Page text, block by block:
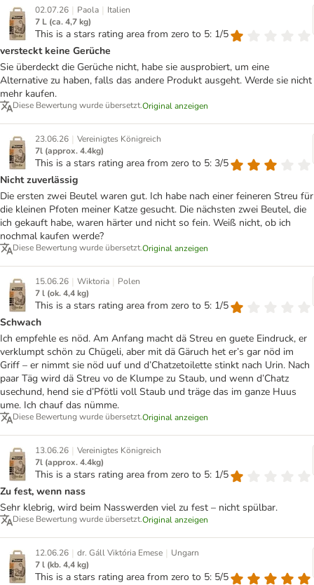
02.07.26 | Paola | Italien
7 L (ca. 4,7 kg)
This is a stars rating area from zero to 5: 1/5
versteckt keine Gerüche
Sie überdeckt die Gerüche nicht, habe sie ausprobiert, um eine
Alternative zu haben, falls das andere Produkt ausgeht. Werde sie nicht
mehr kaufen.
Diese Bewertung wurde übersetzt.Original anzeigen
23.06.26 | Vereinigtes Königreich
7l (approx. 4.4kg)
This is a stars rating area from zero to 5: 3/5
Nicht zuverlässig
Die ersten zwei Beutel waren gut. Ich habe nach einer feineren Streu für
die kleinen Pfoten meiner Katze gesucht. Die nächsten zwei Beutel, die
ich gekauft habe, waren härter und nicht so fein. Weiß nicht, ob ich
nochmal kaufen werde?
Diese Bewertung wurde übersetzt.Original anzeigen
15.06.26 | Wiktoria | Polen
7 l (ok. 4,4 kg)
This is a stars rating area from zero to 5: 1/5
Schwach
Ich empfehle es nöd. Am Anfang macht dä Streu en guete Eindruck, er
verklumpt schön zu Chügeli, aber mit dä Gäruch het er’s gar nöd im
Griff – er nimmt sie nöd uuf und d’Chatzetoilette stinkt nach Urin. Nach
paar Täg wird dä Streu vo de Klumpe zu Staub, und wenn d’Chatz
usechund, hend sie d’Pfötli voll Staub und träge das im ganze Huus
ume. Ich chauf das nümme.
Diese Bewertung wurde übersetzt.Original anzeigen
13.06.26 | Vereinigtes Königreich
7l (approx. 4.4kg)
This is a stars rating area from zero to 5: 1/5
Zu fest, wenn nass
Sehr klebrig, wird beim Nasswerden viel zu fest – nicht spülbar.
Diese Bewertung wurde übersetzt.Original anzeigen
12.06.26 | dr. Gáll Viktória Emese | Ungarn
7 l (kb. 4,4 kg)
This is a stars rating area from zero to 5: 5/5